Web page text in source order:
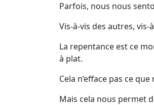
Parfois, nous nous
Vis-à-vis des autres, vis-
La repentance est ce
à plat.
Cela n’efface pas ce
Mais cela nous permet